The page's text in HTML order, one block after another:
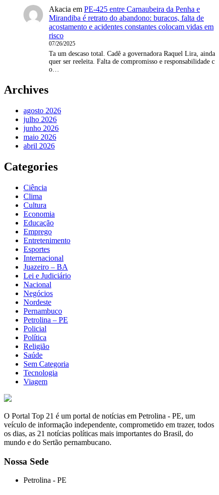
Akacia em PE-425 entre Carnaubeira da Penha e
Mirandiba é retrato do abandono: buracos, falta de
acostamento e acidentes constantes colocam vidas em
risco
07/26/2025
Ta um descaso total. Cadê a governadora Raquel Lira, ainda
quer ser reeleita. Falta de compromisso e responsabilidade c
o…
Archives
agosto 2026
julho 2026
junho 2026
maio 2026
abril 2026
Categories
Ciência
Clima
Cultura
Economia
Educação
Emprego
Entretenimento
Esportes
Internacional
Juazeiro – BA
Lei e Judiciário
Nacional
Negócios
Nordeste
Pernambuco
Petrolina – PE
Policial
Política
Religião
Saúde
Sem Categoria
Tecnologia
Viagem
O Portal Top 21 é um portal de notícias em Petrolina - PE, um
veículo de informação independente, comprometido em trazer, todos
os dias, as 21 notícias políticas mais importantes do Brasil, do
mundo e do Sertão pernambucano.
Nossa Sede
Petrolina - PE